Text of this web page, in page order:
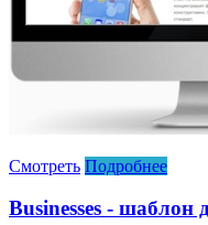
Смотреть Подробнее
Businesses - шаблон